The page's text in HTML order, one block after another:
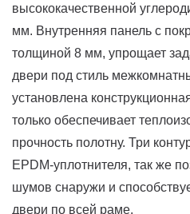
высококачественной
мм. Внутренняя панель с
толщиной 8 мм, упрощает
двери под стиль
установлена
только обеспечивает
прочность полотну. Три
EPDM-уплотнителя, так же
шумов снаружи и
двери по всей раме.